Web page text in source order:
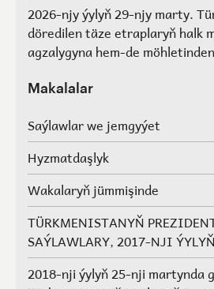
2026-njy ýylyň 29-njy marty.
döredilen täze etraplaryň halk
agzalygyna hem-de
maslahatlarynyň we Geňeşleriň
Makalalar
Saýlawlar we jemgyýet
Hyzmatdaşlyk
Wakalaryň jümmişinde
TÜRKMENISTANYŇ
SAÝLAWLARY, 2017-NJI
2018-nji ýylyň 25-nji martynda